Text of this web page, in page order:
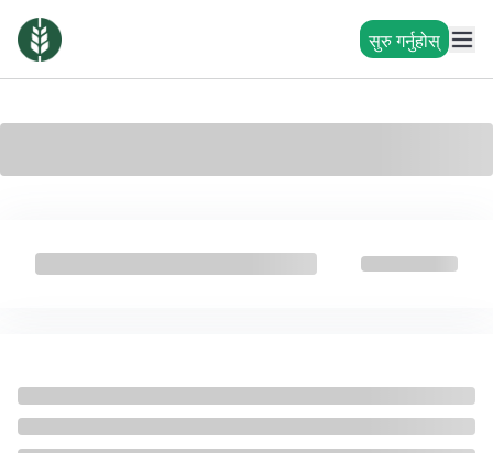
सुरु गर्नुहोस्